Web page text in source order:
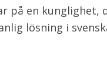
på en kunglighet,
lösning i